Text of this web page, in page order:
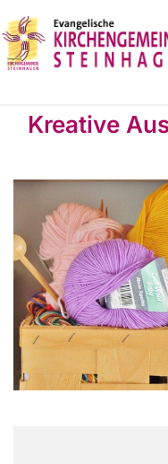
Kreative